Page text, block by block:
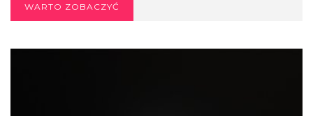
WARTO ZOBACZYĆ